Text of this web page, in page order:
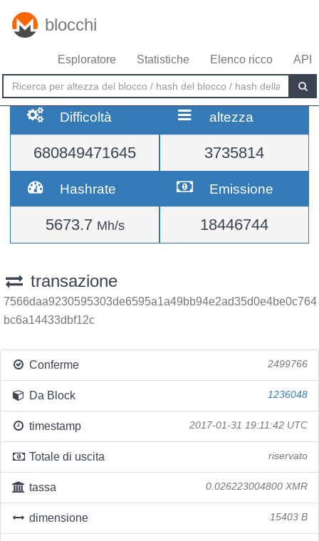
blocchi
Esploratore Statistiche Elenco ricco API
Difficoltà
680849471645
altezza
3735814
Hashrate
5673.7 Mh/s
Emissione
18446744
transazione
7566daa9230595303de6595a1a49bb94e2ad35d0e4be0c764
bc6a14433dbf12c
Conferme 2499766
Da Block 1236048
timestamp 2017-01-31 19:11:42 UTC
Totale di uscita riservato
tassa 0.026223004800 XMR
dimensione 15403 B